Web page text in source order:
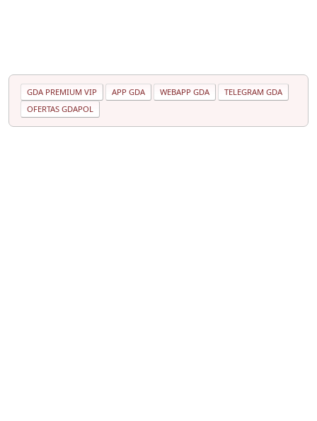
GDA PREMIUM VIP APP GDA WEBAPP GDA
TELEGRAM GDA
OFERTAS GDAPOL